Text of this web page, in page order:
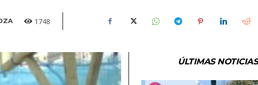
1748
ÚLTIMAS NOTICIAS